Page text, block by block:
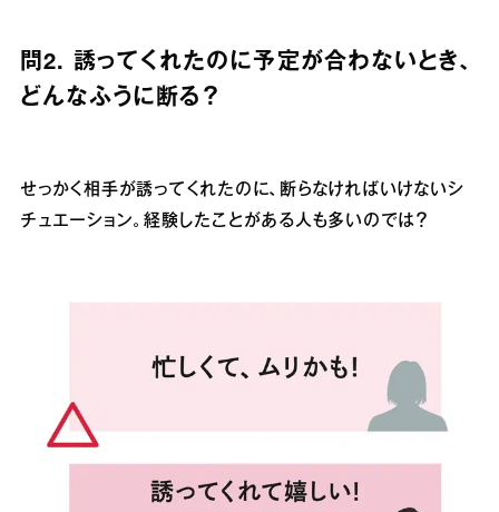
問2. 誘ってくれたのに予定が合わないとき、
どんなふうに断る？
せっかく相手が誘ってくれたのに、断らなければいけないシ
チュエーション。経験したことがある人も多いのでは？